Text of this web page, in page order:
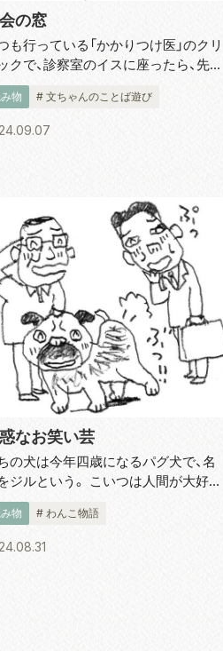
の窓
も行っている「かかりつけ医」のクリ
クで、診察室のイスに座ったら、先生
いながら「風邪引きますよ」と、私の
ンの前を指さしました。見るとズボ
ファスナーが開いていたので、これ
物 # 文ちゃんのことば遊び
なお笑い芸
の犬は今年四歳になるパグ犬で、名
ジルという。 こいつは人間が大好き
お客さんが来るとお尻をふりまくっ
ぶのだが、あるとき、お客さんにお尻
りまくっていたら「ブッ」とおならが
物 # わんこ物語